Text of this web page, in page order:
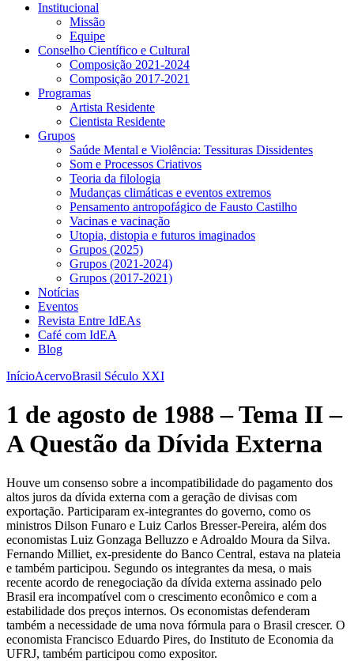
Institucional
Missão
Equipe
Conselho Científico e Cultural
Composição 2021-2024
Composição 2017-2021
Programas
Artista Residente
Cientista Residente
Grupos
Saúde Mental e Violência: Tessituras Dissidentes
Som e Processos Criativos
Teoria da filologia
Mudanças climáticas e eventos extremos
Pensamento antropofágico de Fausto Castilho
Vacinas e vacinação
Utopia, distopia e futuros imaginados
Grupos (2025)
Grupos (2021-2024)
Grupos (2017-2021)
Notícias
Eventos
Revista Entre IdEAs
Café com IdEA
Blog
InícioAcervoBrasil Século XXI
1 de agosto de 1988 – Tema II –
A Questão da Dívida Externa
Houve um consenso sobre a incompatibilidade do pagamento dos
altos juros da dívida externa com a geração de divisas com
exportação. Participaram ex-integrantes do governo, como os
ministros Dilson Funaro e Luiz Carlos Bresser-Pereira, além dos
economistas Luiz Gonzaga Belluzzo e Adroaldo Moura da Silva.
Fernando Milliet, ex-presidente do Banco Central, estava na plateia
e também participou. Segundo os integrantes da mesa, o mais
recente acordo de renegociação da dívida externa assinado pelo
Brasil era incompatível com o crescimento econômico e com a
estabilidade dos preços internos. Os economistas defenderam
também a necessidade de uma nova fórmula para o Brasil crescer. O
economista Francisco Eduardo Pires, do Instituto de Economia da
UFRJ, também participou como expositor.